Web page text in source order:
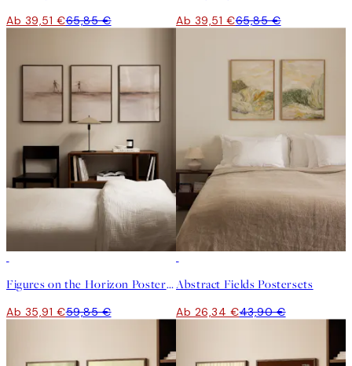
Ab 39,51 €65,85 € Ab 39,51 €65,85 €
Figures on the Horizon Postersets
Ab 35,91 €59,85 €
Abstract Fields Postersets
Ab 26,34 €43,90 €